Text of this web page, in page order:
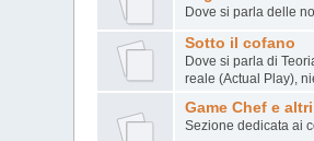
Dove si parla delle
Sotto il cofano
Dove si parla di
reale (Actual Play),
Game Chef e
Sezione dedicata ai